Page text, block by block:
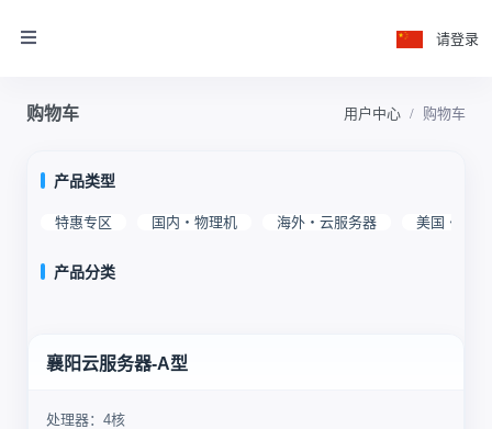
请登录
购物车 用户中心 购物车
产品类型
特惠专区 国内・物理机 海外・云服务器 美国・物理
产品分类
襄阳云服务器-A型
处理器：4核